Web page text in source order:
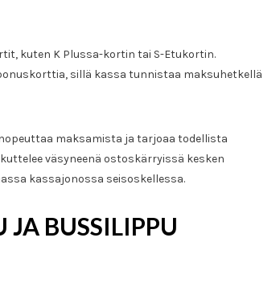
kuten K Plussa-kortin tai S-Etukortin.
sillä kassa tunnistaa maksuhetkellä
maksamista ja tarjoaa todellista
väsyneenä ostoskärryissä kesken
kassajonossa seisoskellessa.
BUSSILIPPU